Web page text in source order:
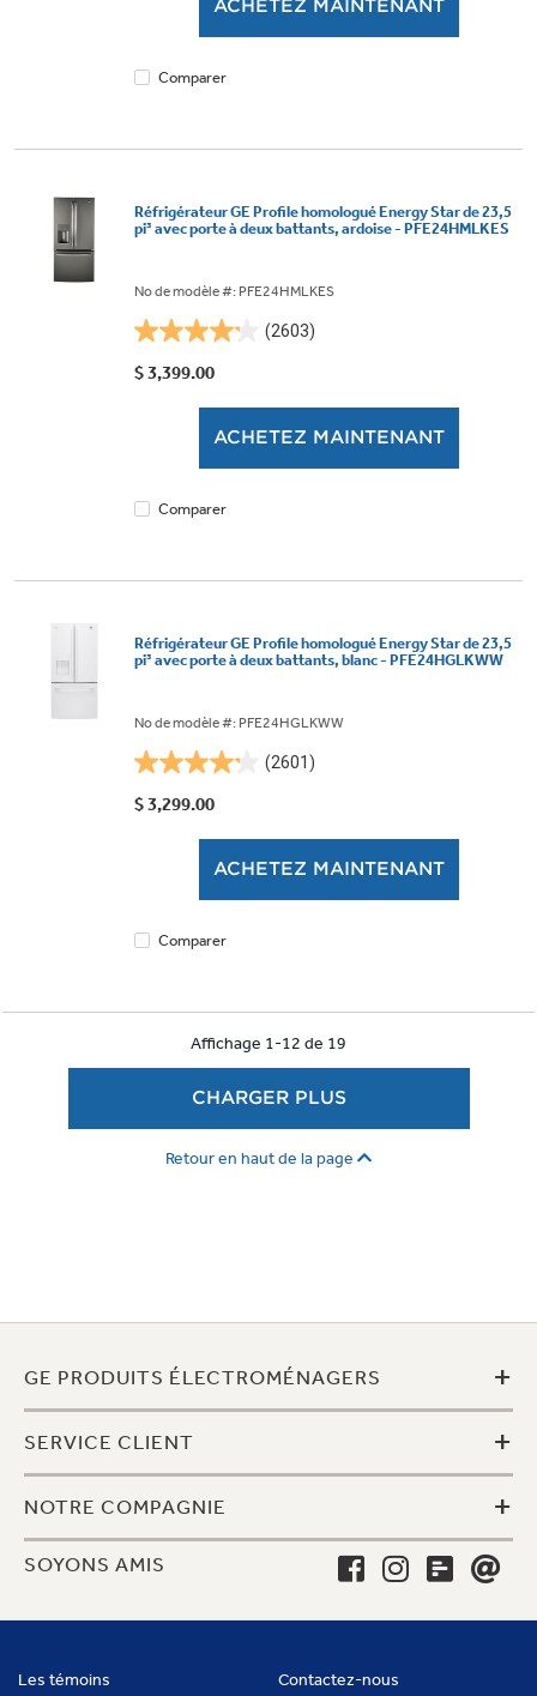
ACHETEZ MAINTENANT
Comparer
Réfrigérateur GE Profile homologué Energy Star de 23,5
pi³ avec porte à deux battants, ardoise - PFE24HMLKES
No de modèle #: PFE24HMLKES
(2603)
4.2
étoile(s)
$ 3,399.00
ACHETEZ MAINTENANT
Comparer
Réfrigérateur GE Profile homologué Energy Star de 23,5
pi³ avec porte à deux battants, blanc - PFE24HGLKWW
No de modèle #: PFE24HGLKWW
(2601)
4.2
étoile(s)
$ 3,299.00
ACHETEZ MAINTENANT
Comparer
Affichage 1-12 de 19
CHARGER PLUS
Retour en haut de la page
GE PRODUITS ÉLECTROMÉNAGERS +
SERVICE CLIENT +
NOTRE COMPAGNIE +
SOYONS AMIS
Les témoins Contactez-nous